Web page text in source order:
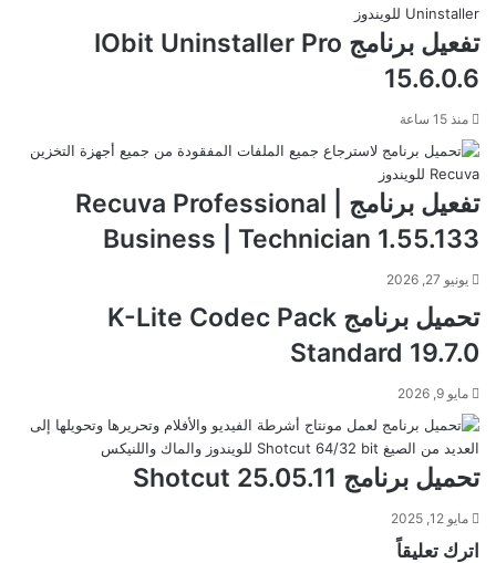
تفعيل برنامج IObit Uninstaller Pro
15.6.0.6
منذ 15 ساعة
تفعيل برنامج Recuva Professional |
Business | Technician 1.55.133
يونيو 27, 2026
تحميل برنامج K-Lite Codec Pack
Standard 19.7.0
مايو 9, 2026
تحميل برنامج Shotcut 25.05.11
مايو 12, 2025
اترك تعليقاً